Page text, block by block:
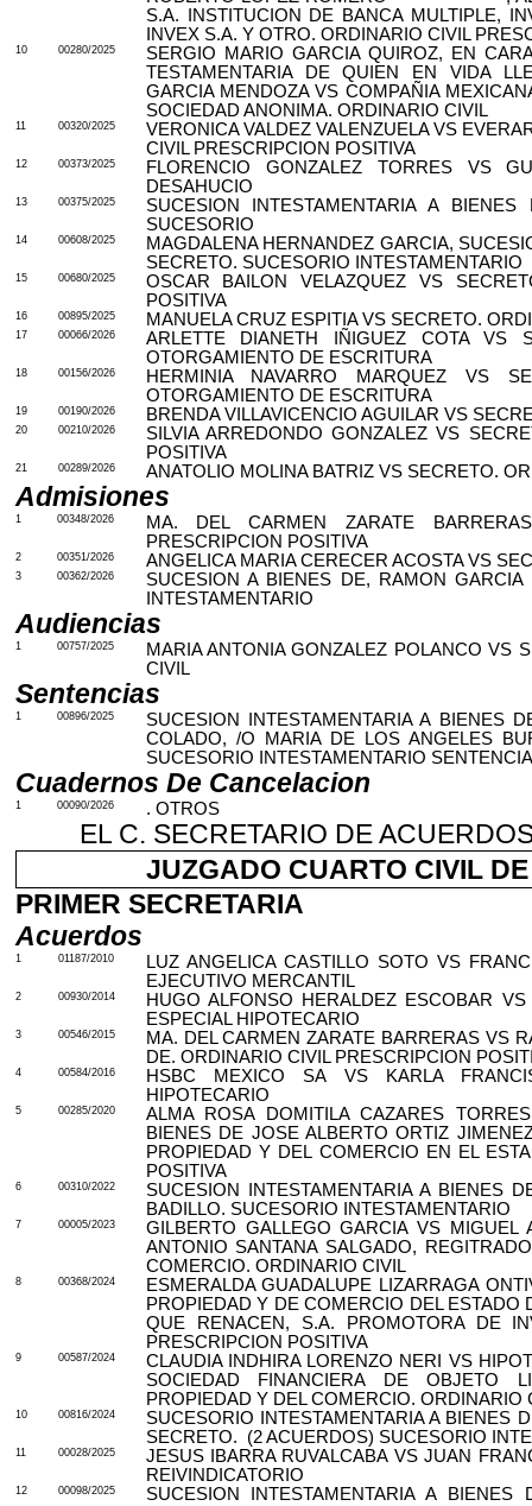
S.A. INSTITUCION DE BANCA MULTIPLE,
INVEX S.A. Y OTRO. ORDINARIO CIVIL
10 00280/2025
SERGIO MARIO GARCIA QUIROZ, EN
TESTAMENTARIA DE QUIEN EN VIDA
GARCIA MENDOZA VS COMPAÑIA
SOCIEDAD ANONIMA. ORDINARIO CIVIL
11 00320/2025
VERONICA VALDEZ VALENZUELA VS
CIVIL PRESCRIPCION POSITIVA
12 00373/2025
FLORENCIO GONZALEZ TORRES VS
DESAHUCIO
13 00375/2025
SUCESION INTESTAMENTARIA A
SUCESORIO
14 00608/2025
MAGDALENA HERNANDEZ GARCIA,
SECRETO. SUCESORIO INTESTAMENTARIO
15 00680/2025
OSCAR BAILON VELAZQUEZ VS
POSITIVA
16 00895/2025 MANUELA CRUZ ESPITIA VS SECRETO.
17 00066/2026
ARLETTE DIANETH IÑIGUEZ COTA VS
OTORGAMIENTO DE ESCRITURA
18 00156/2026
HERMINIA NAVARRO MARQUEZ VS
OTORGAMIENTO DE ESCRITURA
19 00190/2026 BRENDA VILLAVICENCIO AGUILAR VS
20 00210/2026
SILVIA ARREDONDO GONZALEZ VS
POSITIVA
21 00289/2026 ANATOLIO MOLINA BATRIZ VS SECRETO.
Admisiones
1 00348/2026
MA. DEL CARMEN ZARATE
PRESCRIPCION POSITIVA
2 00351/2026 ANGELICA MARIA CERECER ACOSTA VS
3 00362/2026
SUCESION A BIENES DE, RAMON
INTESTAMENTARIO
Audiencias
1 00757/2025
MARIA ANTONIA GONZALEZ POLANCO VS
CIVIL
Sentencias
1 00896/2025
SUCESION INTESTAMENTARIA A BIENES
COLADO, /O MARIA DE LOS ANGELES
SUCESORIO INTESTAMENTARIO
Cuadernos De Cancelacion
1 00090/2026 . OTROS
EL C. SECRETARIO DE
JUZGADO CUARTO CIVIL
PRIMER SECRETARIA
Acuerdos
1 01187/2010
LUZ ANGELICA CASTILLO SOTO VS
EJECUTIVO MERCANTIL
2 00930/2014
HUGO ALFONSO HERALDEZ ESCOBAR
ESPECIAL HIPOTECARIO
3 00546/2015
MA. DEL CARMEN ZARATE BARRERAS VS
DE. ORDINARIO CIVIL PRESCRIPCION
4 00584/2016
HSBC MEXICO SA VS KARLA
HIPOTECARIO
5 00285/2020
ALMA ROSA DOMITILA CAZARES
BIENES DE JOSE ALBERTO ORTIZ
PROPIEDAD Y DEL COMERCIO EN EL
POSITIVA
6 00310/2022
SUCESION INTESTAMENTARIA A BIENES
BADILLO. SUCESORIO INTESTAMENTARIO
7 00005/2023
GILBERTO GALLEGO GARCIA VS MIGUEL
ANTONIO SANTANA SALGADO,
COMERCIO. ORDINARIO CIVIL
8 00368/2024
ESMERALDA GUADALUPE LIZARRAGA
PROPIEDAD Y DE COMERCIO DEL
QUE RENACEN, S.A. PROMOTORA DE
PRESCRIPCION POSITIVA
9 00587/2024
CLAUDIA INDHIRA LORENZO NERI VS
SOCIEDAD FINANCIERA DE OBJETO
PROPIEDAD Y DEL COMERCIO. ORDINARIO
10 00816/2024
SUCESORIO INTESTAMENTARIA A BIENES
SECRETO.
(2 ACUERDOS) SUCESORIO
11 00028/2025
JESUS IBARRA RUVALCABA VS JUAN
REIVINDICATORIO
12 00098/2025
SUCESION INTESTAMENTARIA A